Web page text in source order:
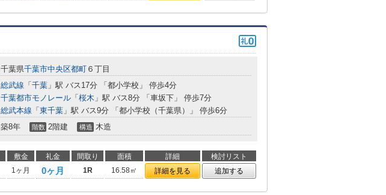
千葉県千葉市中央区都町 ６丁目
総武線 「 千葉 」駅 バス17分 「都小学校」 停歩4分
千葉都市モノレール 「 桜木 」駅 バス8分 「車坂下」 停歩7分
総武本線 「 東千葉 」駅 バス9分 「都小学校（千葉県）」 停歩6分
築8年 階数 2階建 構造 木造
敷金 礼金 間取り 面積 詳細
検討リスト
1ヶ月 0ヶ月 1R 16.58㎡ 詳細を見る 追加する